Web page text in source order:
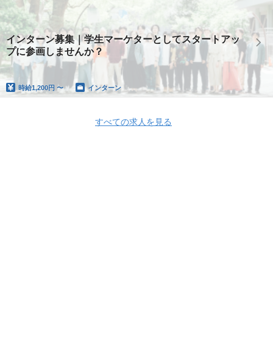
インターン募集｜学生マーケターとしてスタートアッ
プに参画しませんか？
時給1,200円 〜 インターン
すべての求人を見る